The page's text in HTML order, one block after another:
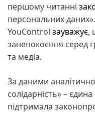
першому читанні
персональних
YouControl зауважує,
занепокоєння серед
та медіа.
За даними
солідарність» –
підтримала